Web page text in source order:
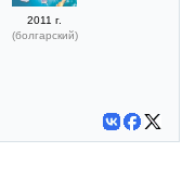
2011 г.
(болгарский)